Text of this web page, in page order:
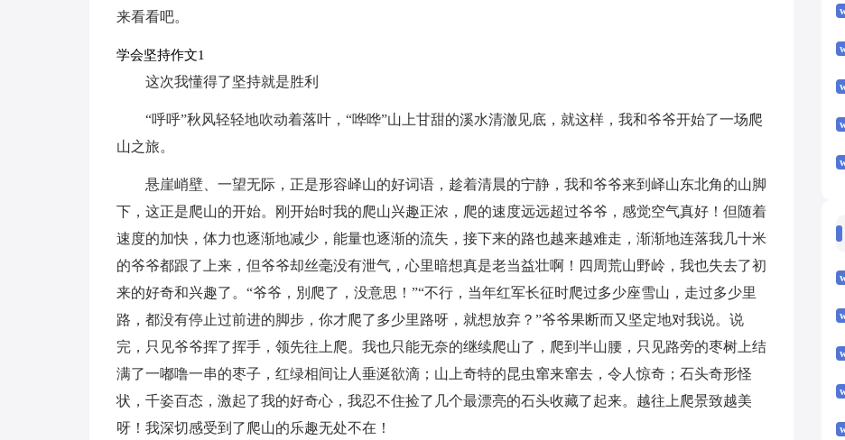
来看看吧。
学会坚持作文1
这次我懂得了坚持就是胜利
“呼呼”秋风轻轻地吹动着落叶，“哗哗”山上甘甜的溪水清澈见底，就这样，我和爷爷开始了一场爬
山之旅。
悬崖峭壁、一望无际，正是形容峄山的好词语，趁着清晨的宁静，我和爷爷来到峄山东北角的山脚
下，这正是爬山的开始。刚开始时我的爬山兴趣正浓，爬的速度远远超过爷爷，感觉空气真好！但随着
速度的加快，体力也逐渐地减少，能量也逐渐的流失，接下来的路也越来越难走，渐渐地连落我几十米
的爷爷都跟了上来，但爷爷却丝毫没有泄气，心里暗想真是老当益壮啊！四周荒山野岭，我也失去了初
来的好奇和兴趣了。“爷爷，別爬了，没意思！”“不行，当年红军长征时爬过多少座雪山，走过多少里
路，都没有停止过前进的脚步，你才爬了多少里路呀，就想放弃？”爷爷果断而又坚定地对我说。说
完，只见爷爷挥了挥手，领先往上爬。我也只能无奈的继续爬山了，爬到半山腰，只见路旁的枣树上结
满了一嘟噜一串的枣子，红绿相间让人垂涎欲滴；山上奇特的昆虫窜来窜去，令人惊奇；石头奇形怪
状，千姿百态，激起了我的好奇心，我忍不住捡了几个最漂亮的石头收藏了起来。越往上爬景致越美
呀！我深切感受到了爬山的乐趣无处不在！